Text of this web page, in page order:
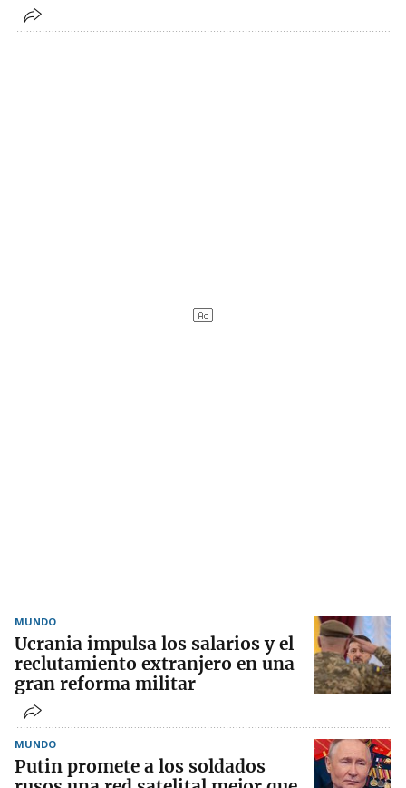
MUNDO
Ucrania impulsa los salarios y el
reclutamiento extranjero en una
gran reforma militar
MUNDO
Putin promete a los soldados